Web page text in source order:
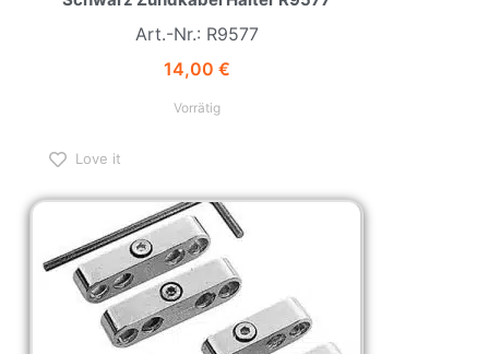
Art.-Nr.: R9577
14,00 €
Vorrätig
Love it